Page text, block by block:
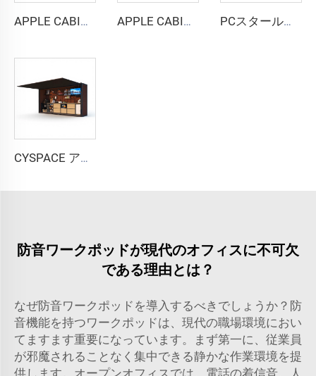
APPLE CABIN CAPSULE HOUSE -Cyspace A12シリーズ APPLE CABIN CAPSULE HOUSE -Cyspace二階建てシリーズ PCスタールームカプセルハウス
CYSPACE アウトドアキッチン
防音ワークポッドが現代のオフィスに不可欠
である理由とは？
なぜ防音ワークポッドを導入するべきでしょうか？防
音機能を持つワークポッドは、現代の職場環境におい
てますます重要になっています。まず第一に、従業員
が邪魔されることなく集中できる静かな作業環境を提
供します。オープンオフィスでは、電話の着信音、人